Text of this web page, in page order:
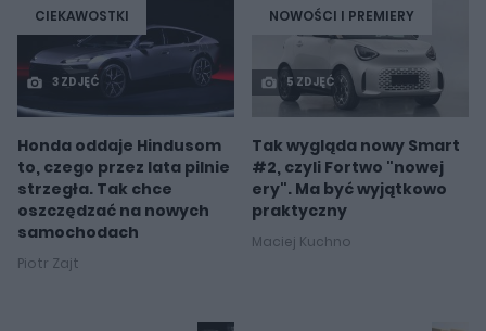
CIEKAWOSTKI
3 ZDJĘĆ
Honda oddaje Hindusom
to, czego przez lata pilnie
strzegła. Tak chce
oszczędzać na nowych
samochodach
Piotr Zajt
NOWOŚCI I PREMIERY
5 ZDJĘĆ
Tak wygląda nowy Smart
#2, czyli Fortwo "nowej
ery". Ma być wyjątkowo
praktyczny
Maciej Kuchno